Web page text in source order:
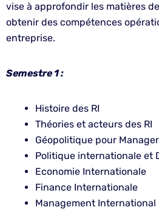
vise à approfondir les matières
obtenir des compétences
entreprise.
Semestre 1 :
Histoire des RI
Théories et acteurs des RI
Géopolitique pour
Politique internationale et
Economie Internationale
Finance Internationale
Management International